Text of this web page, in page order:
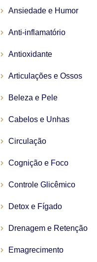
Ansiedade e Humor
Anti-inflamatório
Antioxidante
Articulações e Ossos
Beleza e Pele
Cabelos e Unhas
Circulação
Cognição e Foco
Controle Glicêmico
Detox e Fígado
Drenagem e Retenção
Emagrecimento